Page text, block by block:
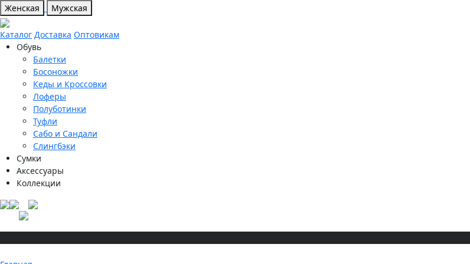
Женская Мужская
Каталог Доставка Оптовикам
Обувь
Балетки
Босоножки
Кеды и Кроссовки
Лоферы
Полуботинки
Туфли
Сабо и Сандали
Слингбэки
Сумки
Аксессуары
Коллекции